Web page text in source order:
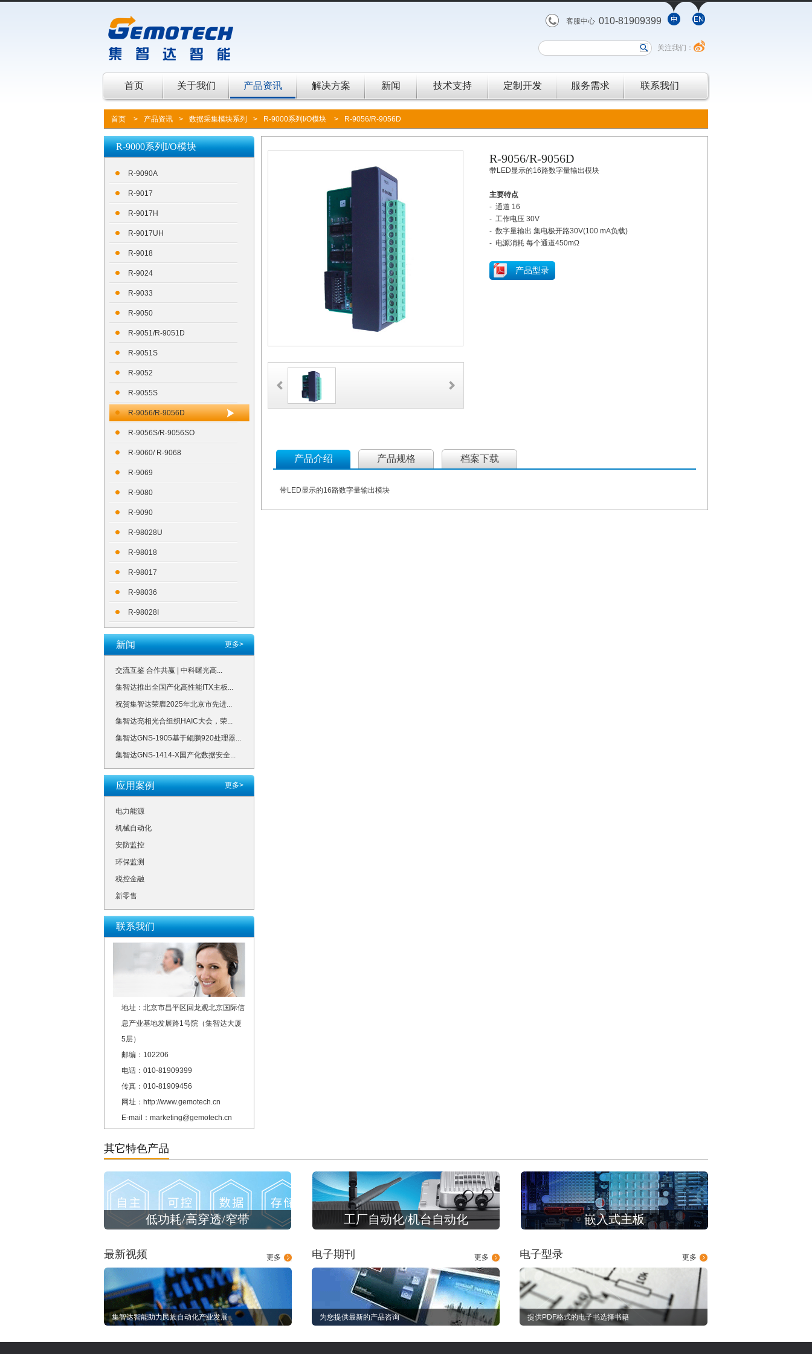
客服中心 010-81909399
关注我们：
首页 关于我们 产品资讯 解决方案 新闻 技术支持 定制开发 服务需求 联系我们
首页 > 产品资讯 > 数据采集模块系列 > R-9000系列I/O模块 > R-9056/R-9056D
R-9000系列I/O模块
R-9090A
R-9017
R-9017H
R-9017UH
R-9018
R-9024
R-9033
R-9050
R-9051/R-9051D
R-9051S
R-9052
R-9055S
R-9056/R-9056D
R-9056S/R-9056SO
R-9060/ R-9068
R-9069
R-9080
R-9090
R-98028U
R-98018
R-98017
R-98036
R-98028I
更多>
新闻
交流互鉴 合作共赢 | 中科曙光高...
集智达推出全国产化高性能ITX主板...
祝贺集智达荣膺2025年北京市先进...
集智达亮相光合组织HAIC大会，荣...
集智达GNS-1905基于鲲鹏920处理器...
集智达GNS-1414-X国产化数据安全...
更多>
应用案例
电力能源
机械自动化
安防监控
环保监测
税控金融
新零售
联系我们
地址：北京市昌平区回龙观北京国际信
息产业基地发展路1号院（集智达大厦
5层）
邮编：102206
电话：010-81909399
传真：010-81909456
网址：http://www.gemotech.cn
E-mail：marketing@gemotech.cn
R-9056/R-9056D
带LED显示的16路数字量输出模块
主要特点
- 通道 16
- 工作电压 30V
- 数字量输出 集电极开路30V(100 mA负载)
- 电源消耗 每个通道450mΩ
产品型录
产品介绍 产品规格 档案下载
带LED显示的16路数字量输出模块
其它特色产品
低功耗/高穿透/窄带 工厂自动化/机台自动化 嵌入式主板
更多
最新视频
集智达智能助力民族自动化产业发展
更多
电子期刊
为您提供最新的产品咨询
更多
电子型录
提供PDF格式的电子书选择书籍